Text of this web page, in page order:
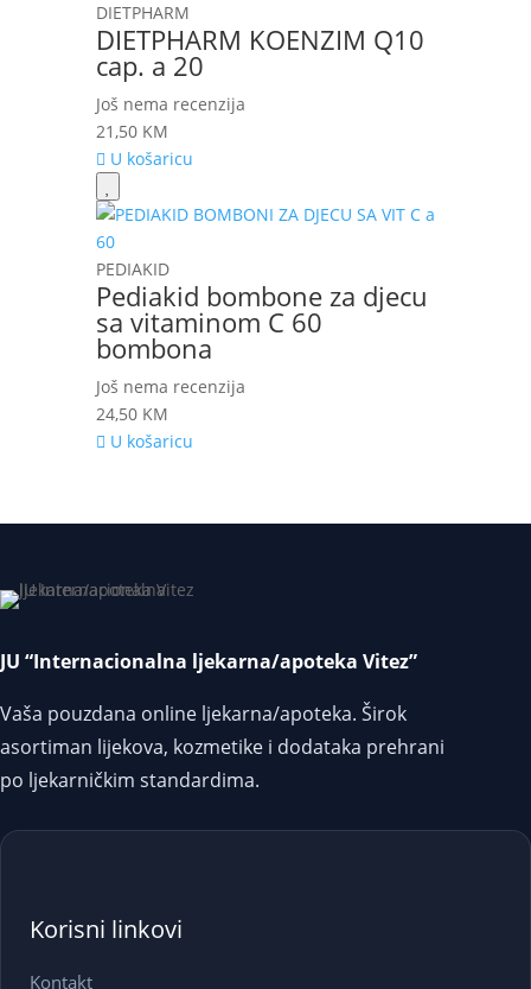
DIETPHARM
DIETPHARM KOENZIM Q10
cap. a 20
Još nema recenzija
21,50 KM
U košaricu
PEDIAKID
Pediakid bombone za djecu
sa vitaminom C 60
bombona
Još nema recenzija
24,50 KM
U košaricu
JU “Internacionalna ljekarna/apoteka Vitez”
Vaša pouzdana online ljekarna/apoteka. Širok
asortiman lijekova, kozmetike i dodataka prehrani
po ljekarničkim standardima.
Korisni linkovi
Kontakt